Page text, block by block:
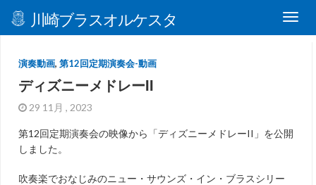
川崎ブラスオルケスタ
演奏動画, 第12回定期演奏会-動画
ディズニーメドレーII
29 11月 , 2023
第12回定期演奏会の映像から「ディズニーメドレーII」を公開
しました。
吹奏楽でおなじみのニュー・サウンズ・イン・ブラスシリー